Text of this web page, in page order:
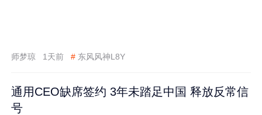
师梦琼 1天前 # 东风风神L8Y
通用CEO缺席签约 3年未踏足中国 释放反常信
号